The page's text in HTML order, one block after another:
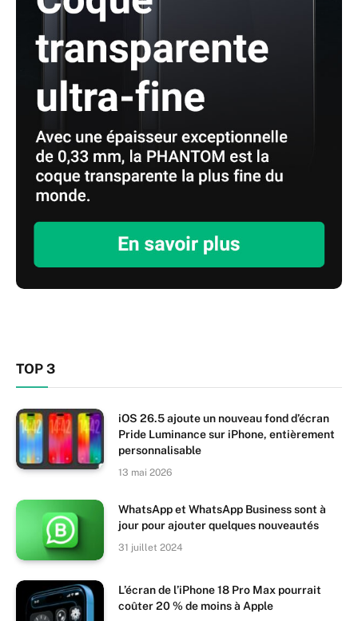
TOP 3
iOS 26.5 ajoute un nouveau fond d’écran
Pride Luminance sur iPhone, entièrement
personnalisable
13 mai 2026
WhatsApp et WhatsApp Business sont à
jour pour ajouter quelques nouveautés
31 juillet 2024
L’écran de l’iPhone 18 Pro Max pourrait
coûter 20 % de moins à Apple